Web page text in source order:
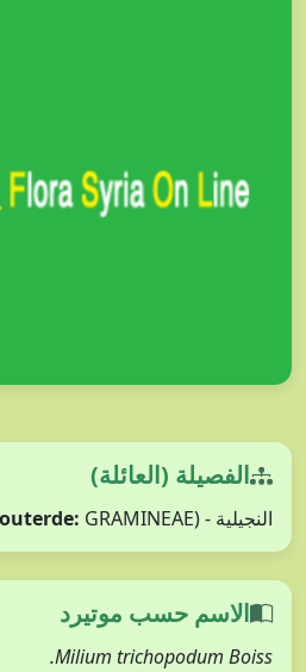
الفصيلة (العائلة)
النجيلية - POACEAE (GRAMINEAE)
الاسم حسب موتيرد
Milium trichopodum Boiss.